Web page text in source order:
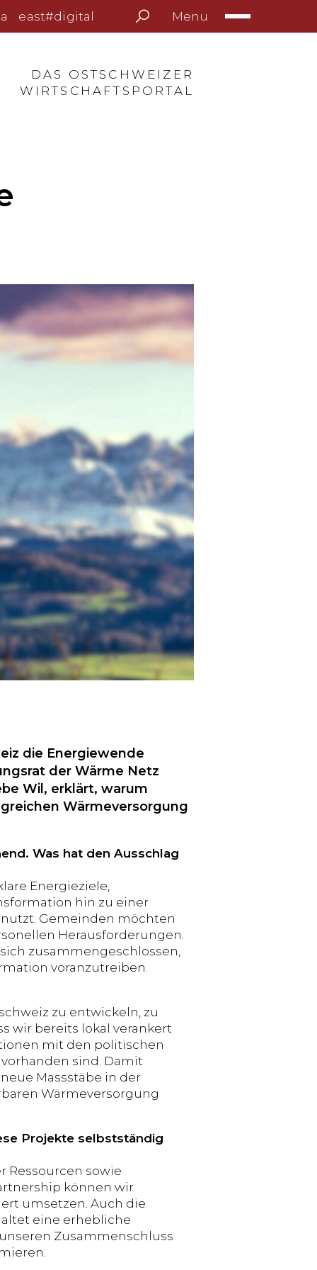
east#digital Menu
DAS OSTSCHWEIZER
WIRTSCHAFTSPORTAL
die Energiewende
der Wärme Netz
Wil, erklärt, warum
Wärmeversorgung
Was hat den Ausschlag
Energieziele,
hin zu einer
Gemeinden möchten
Herausforderungen.
zusammengeschlossen,
voranzutreiben.
zu entwickeln, zu
wir bereits lokal verankert
mit den politischen
sind. Damit
Massstäbe in der
Wärmeversorgung
Projekte selbstständig
Ressourcen sowie
können wir
umsetzen. Auch die
eine erhebliche
Zusammenschluss